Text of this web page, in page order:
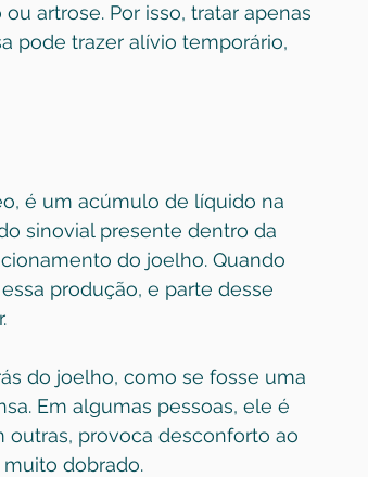
artrose. Por isso, tratar apenas
pode trazer alívio temporário,
é um acúmulo de líquido na
sinovial presente dentro da
do joelho. Quando
produção, e parte desse
do joelho, como se fosse uma
Em algumas pessoas, ele é
provoca desconforto ao
dobrado.